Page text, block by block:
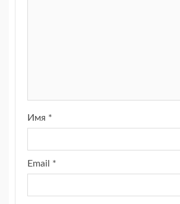
Имя *
Email *